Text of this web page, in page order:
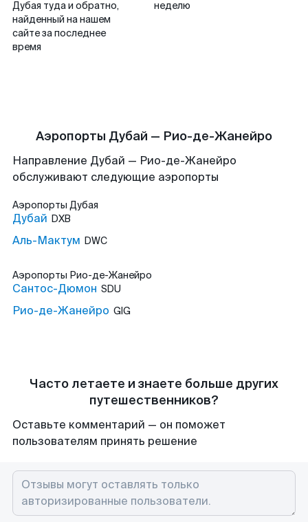
Дубая туда и обратно,
найденный на нашем
сайте за последнее
время
неделю
Аэропорты Дубай — Рио-де-Жанейро
Направление Дубай — Рио-де-Жанейро
обслуживают следующие аэропорты
Аэропорты Дубая
Дубай DXB
Аль-Мактум DWC
Аэропорты Рио-де-Жанейро
Сантос-Дюмон SDU
Рио-де-Жанейро GIG
Часто летаете и знаете больше других
путешественников?
Оставьте комментарий — он поможет
пользователям принять решение